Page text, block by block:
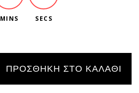
MINS SECS
ΠΡΟΣΘΉΚΗ ΣΤΟ ΚΑΛΆΘΙ